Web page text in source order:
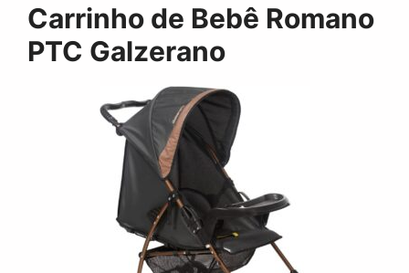
Carrinho de Bebê Romano
PTC Galzerano